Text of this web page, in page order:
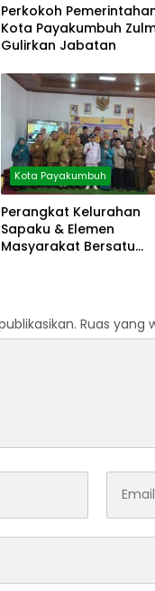
Perkokoh
Kota Payakumbuh
Gulirkan Jabatan
Kota Payakumbuh
Perangkat Kelurahan
Sapaku & Elemen
Masyarakat Bersatu
Ruas yang